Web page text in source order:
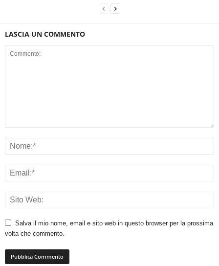
LASCIA UN COMMENTO
Salva il mio nome, email e sito web in questo browser per la prossima
volta che commento.